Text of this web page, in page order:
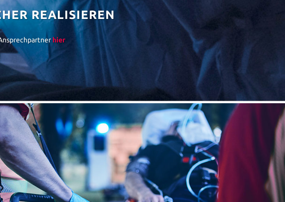
REALISIEREN
hier